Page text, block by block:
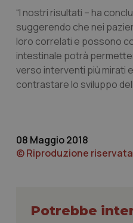
“I nostri risultati – ha
suggerendo che nei
loro correlati e possono
intestinale potrà
verso interventi più mirati
contrastare lo sviluppo
08 Maggio 2018
© Riproduzione riservata
Potrebbe